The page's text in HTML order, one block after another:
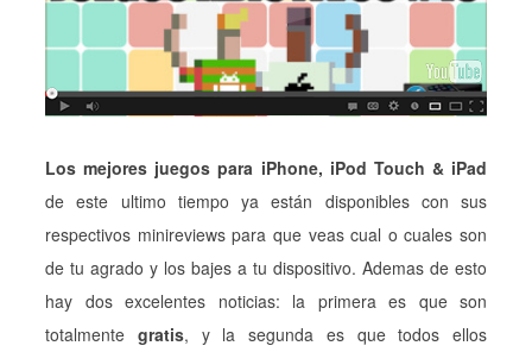
Los mejores juegos para iPhone, iPod Touch & iPad
de este ultimo tiempo ya están disponibles con sus
respectivos minireviews para que veas cual o cuales son
de tu agrado y los bajes a tu dispositivo. Ademas de esto
hay dos excelentes noticias: la primera es que son
totalmente gratis, y la segunda es que todos ellos